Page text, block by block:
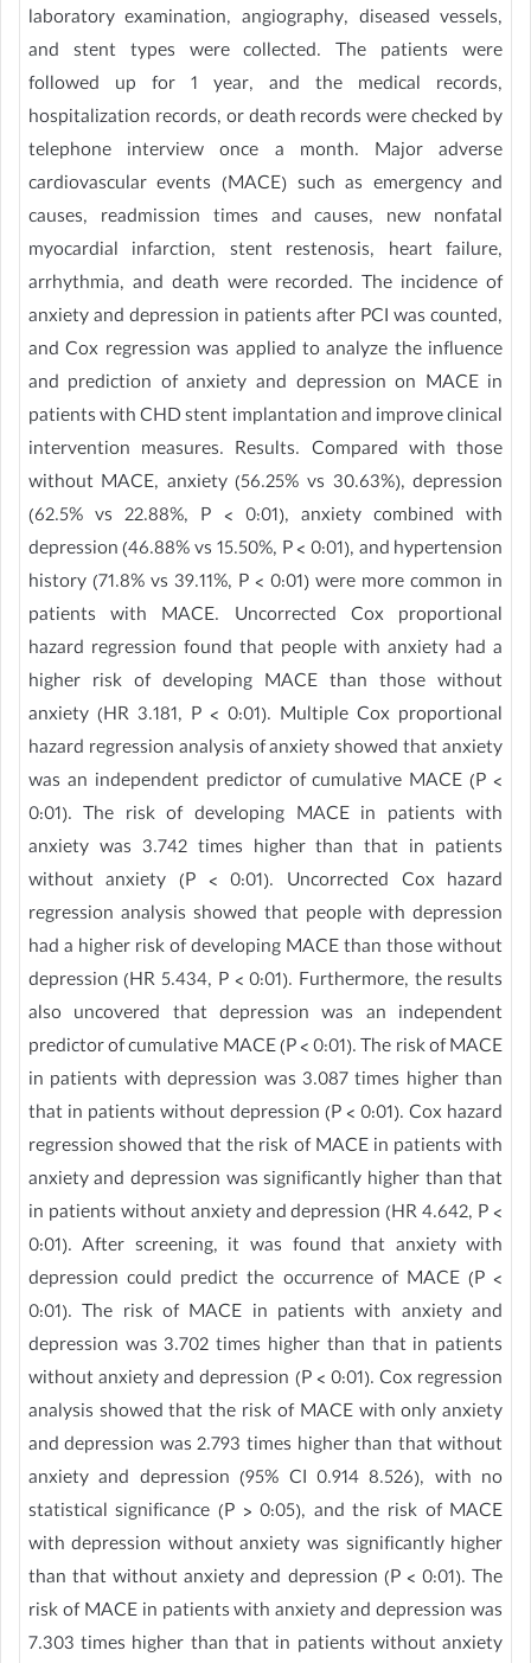
laboratory examination, angiography, diseased vessels,
and stent types were collected. The patients were
followed up for 1 year, and the medical records,
hospitalization records, or death records were checked by
telephone interview once a month. Major adverse
cardiovascular events (MACE) such as emergency and
causes, readmission times and causes, new nonfatal
myocardial infarction, stent restenosis, heart failure,
arrhythmia, and death were recorded. The incidence of
anxiety and depression in patients after PCI was counted,
and Cox regression was applied to analyze the influence
and prediction of anxiety and depression on MACE in
patients with CHD stent implantation and improve clinical
intervention measures. Results. Compared with those
without MACE, anxiety (56.25% vs 30.63%), depression
(62.5% vs 22.88%, P < 0:01), anxiety combined with
depression (46.88% vs 15.50%, P < 0:01), and hypertension
history (71.8% vs 39.11%, P < 0:01) were more common in
patients with MACE. Uncorrected Cox proportional
hazard regression found that people with anxiety had a
higher risk of developing MACE than those without
anxiety (HR 3.181, P < 0:01). Multiple Cox proportional
hazard regression analysis of anxiety showed that anxiety
was an independent predictor of cumulative MACE (P <
0:01). The risk of developing MACE in patients with
anxiety was 3.742 times higher than that in patients
without anxiety (P < 0:01). Uncorrected Cox hazard
regression analysis showed that people with depression
had a higher risk of developing MACE than those without
depression (HR 5.434, P < 0:01). Furthermore, the results
also uncovered that depression was an independent
predictor of cumulative MACE (P < 0:01). The risk of MACE
in patients with depression was 3.087 times higher than
that in patients without depression (P < 0:01). Cox hazard
regression showed that the risk of MACE in patients with
anxiety and depression was significantly higher than that
in patients without anxiety and depression (HR 4.642, P <
0:01). After screening, it was found that anxiety with
depression could predict the occurrence of MACE (P <
0:01). The risk of MACE in patients with anxiety and
depression was 3.702 times higher than that in patients
without anxiety and depression (P < 0:01). Cox regression
analysis showed that the risk of MACE with only anxiety
and depression was 2.793 times higher than that without
anxiety and depression (95% CI 0.914 8.526), with no
statistical significance (P > 0:05), and the risk of MACE
with depression without anxiety was significantly higher
than that without anxiety and depression (P < 0:01). The
risk of MACE in patients with anxiety and depression was
7.303 times higher than that in patients without anxiety